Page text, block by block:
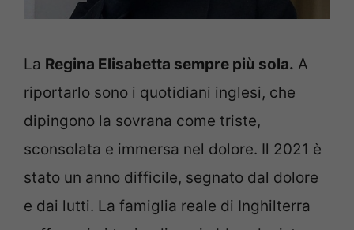
La Regina Elisabetta sempre più sola. A
riportarlo sono i quotidiani inglesi, che
dipingono la sovrana come triste,
sconsolata e immersa nel dolore. Il 2021 è
stato un anno difficile, segnato dal dolore
e dai lutti. La famiglia reale di Inghilterra